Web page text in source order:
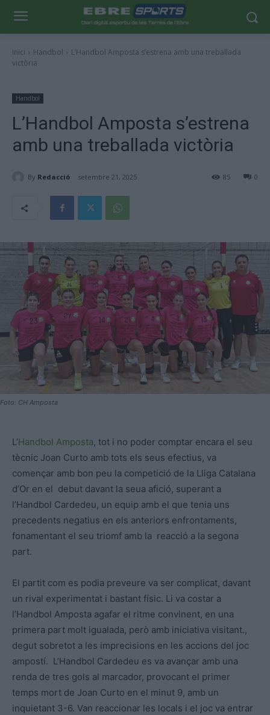
Inici Handbol
L’Handbol Amposta s’estrena amb una treballada
victòria
Handbol
L’Handbol Amposta s’estrena
amb una treballada victòria
By Redacció setembre 21, 2025 0
85
Foto: CH Amposta
L’Handbol Amposta, tot i no poder comptar encara el seu
tècnic Joan Curto amb tots els seus efectius, va
començar amb bon peu la competició de la Lliga Catalana
d’Or en el debut davant la seua afició, superant a
l’Handbol Cardedeu, un equip amb el que tenia uns
precedents negatius en els anteriors enfrontaments,
fonamentant el seu triomf amb la reacció a la segona
part.
El partit com es podia preveure va ser complicat, davant
un rival experimentat i bastant físic. Li va costar a
l’Handbol Amposta agafar el ritme convinent, en una
primera part molt igualada, però amb iniciativa visitant.,
degut sobretot a les imprecisions en les accions del joc
ampostí. L’Handbol Cardedeu es va avançar amb una
renda de tres gols al marcador, provocant el primer
temps mort de Joan Curto en el minut 9, amb un
inquietant 3-6. Van reaccionar les locals i el joc va entrar